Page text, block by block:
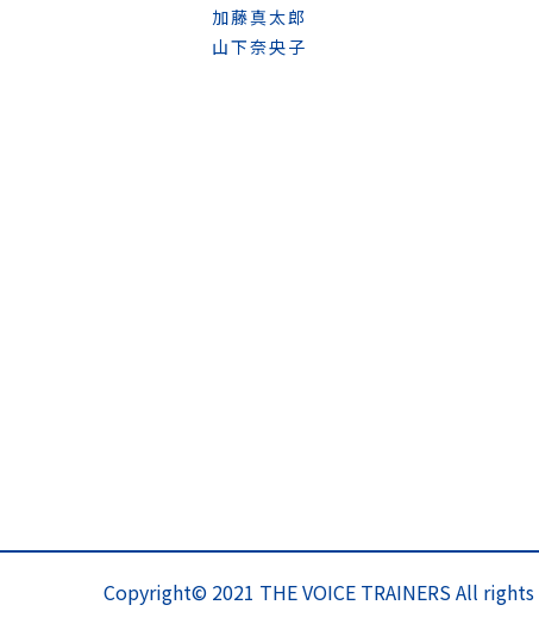
加藤真太郎
山下奈央子
Copyright© 2021 THE VOICE TRAINERS All